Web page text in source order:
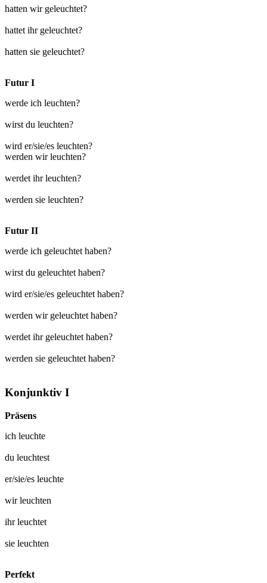
hatten wir geleuchtet?
hattet ihr geleuchtet?
hatten sie geleuchtet?
Futur I
werde ich leuchten?
wirst du leuchten?
wird er/sie/es leuchten?
werden wir leuchten?
werdet ihr leuchten?
werden sie leuchten?
Futur II
werde ich geleuchtet haben?
wirst du geleuchtet haben?
wird er/sie/es geleuchtet haben?
werden wir geleuchtet haben?
werdet ihr geleuchtet haben?
werden sie geleuchtet haben?
Konjunktiv I
Präsens
ich leuchte
du leuchtest
er/sie/es leuchte
wirleuchten
ihrleuchtet
sie leuchten
Perfekt